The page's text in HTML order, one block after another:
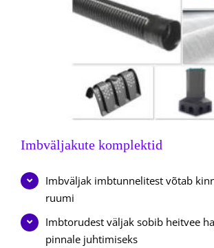
Imbväljakute komplektid
Imbväljak imbtunnelitest võtab
ruumi
Imbtorudest väljak sobib heitvee
pinnale juhtimiseks